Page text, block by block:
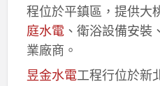
程位於平鎮區，提供大
庭水電、衛浴設備安裝
業廠商。
昱金水電工程行位於新